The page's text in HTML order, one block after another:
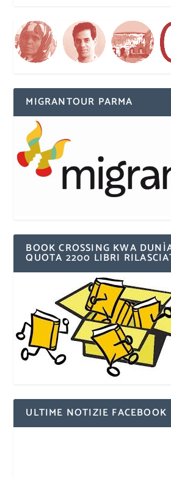
MIGRANTOUR PARMA
BOOK CROSSING KWA
QUOTA 2200 LIBRI
ULTIME NOTIZIE FACEBOOK